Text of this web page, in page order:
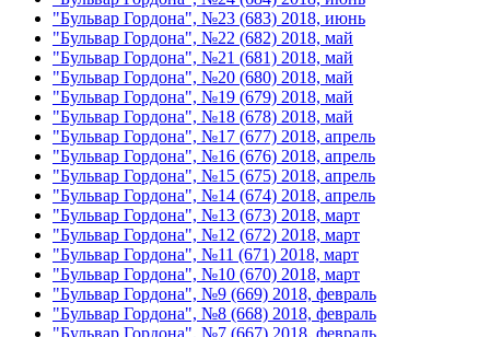
"Бульвар Гордона", №23 (683) 2018, июнь
"Бульвар Гордона", №22 (682) 2018, май
"Бульвар Гордона", №21 (681) 2018, май
"Бульвар Гордона", №20 (680) 2018, май
"Бульвар Гордона", №19 (679) 2018, май
"Бульвар Гордона", №18 (678) 2018, май
"Бульвар Гордона", №17 (677) 2018, апрель
"Бульвар Гордона", №16 (676) 2018, апрель
"Бульвар Гордона", №15 (675) 2018, апрель
"Бульвар Гордона", №14 (674) 2018, апрель
"Бульвар Гордона", №13 (673) 2018, март
"Бульвар Гордона", №12 (672) 2018, март
"Бульвар Гордона", №11 (671) 2018, март
"Бульвар Гордона", №10 (670) 2018, март
"Бульвар Гордона", №9 (669) 2018, февраль
"Бульвар Гордона", №8 (668) 2018, февраль
"Бульвар Гордона", №7 (667) 2018, февраль